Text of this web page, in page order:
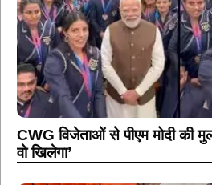
CWG विजेताओं से पीएम मोदी की
वो खिलेगा’